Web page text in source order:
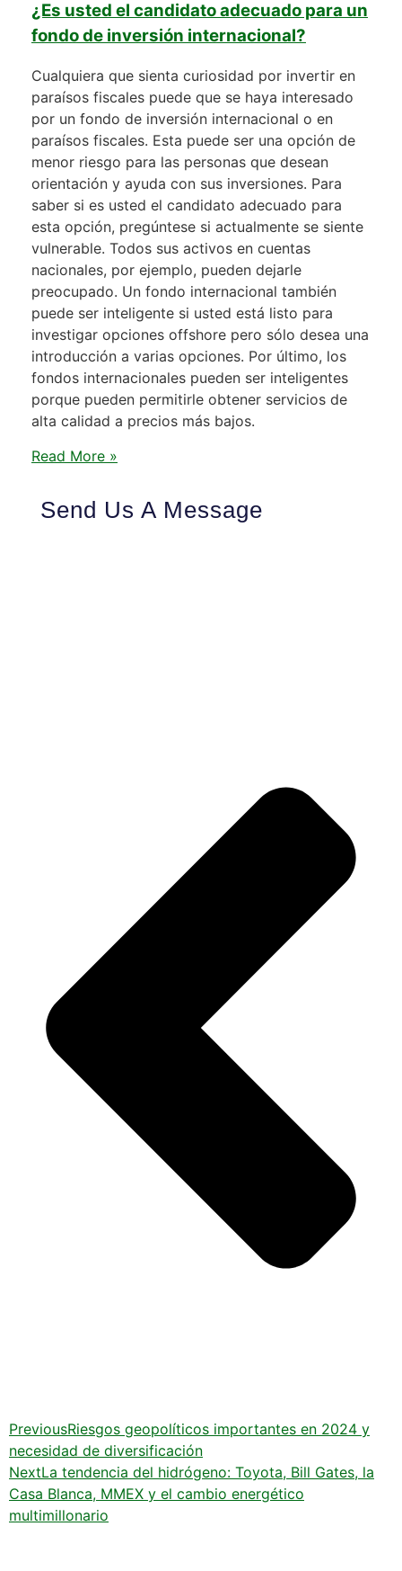
¿Es usted el candidato adecuado para un
fondo de inversión internacional?
Cualquiera que sienta curiosidad por invertir en
paraísos fiscales puede que se haya interesado
por un fondo de inversión internacional o en
paraísos fiscales. Esta puede ser una opción de
menor riesgo para las personas que desean
orientación y ayuda con sus inversiones. Para
saber si es usted el candidato adecuado para
esta opción, pregúntese si actualmente se siente
vulnerable. Todos sus activos en cuentas
nacionales, por ejemplo, pueden dejarle
preocupado. Un fondo internacional también
puede ser inteligente si usted está listo para
investigar opciones offshore pero sólo desea una
introducción a varias opciones. Por último, los
fondos internacionales pueden ser inteligentes
porque pueden permitirle obtener servicios de
alta calidad a precios más bajos.
Read More »
Send Us A Message
PreviousRiesgos geopolíticos importantes en 2024 y
necesidad de diversificación
NextLa tendencia del hidrógeno: Toyota, Bill Gates, la
Casa Blanca, MMEX y el cambio energético
multimillonario